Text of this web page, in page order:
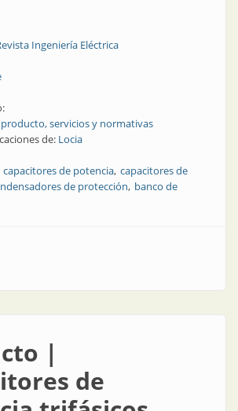
Ingeniería Eléctrica
servicios y normativas
de: Locia
capacitores de potencia capacitores de
de protección banco de
Protección de corriente en media tensión
|
de